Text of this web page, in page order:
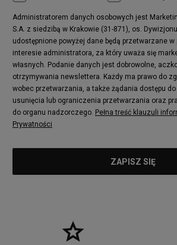
Administratorem danych osobowych jest
S.A. z siedzibą w Krakowie (31-871), os.
udostępnione powyżej dane będą przetwarzane
interesie administratora, za który uważa się
własnych. Podanie danych jest dobrowolne,
otrzymywania newslettera. Każdy ma prawo do
wobec przetwarzania, a także żądania dostępu
usunięcia lub ograniczenia przetwarzania oraz
do organu nadzorczego. Pełna treść klauzuli
Prywatności